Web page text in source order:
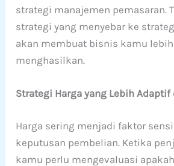
strategi manajemen pemasaran.
strategi yang menyebar ke
akan membuat bisnis kamu
menghasilkan.
Strategi Harga yang Lebih
Harga sering menjadi faktor
keputusan pembelian. Ketika
kamu perlu mengevaluasi